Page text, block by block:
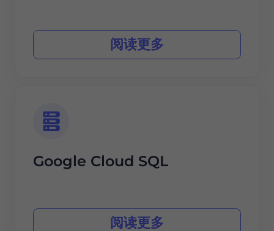
阅读更多
Google Cloud SQL
阅读更多